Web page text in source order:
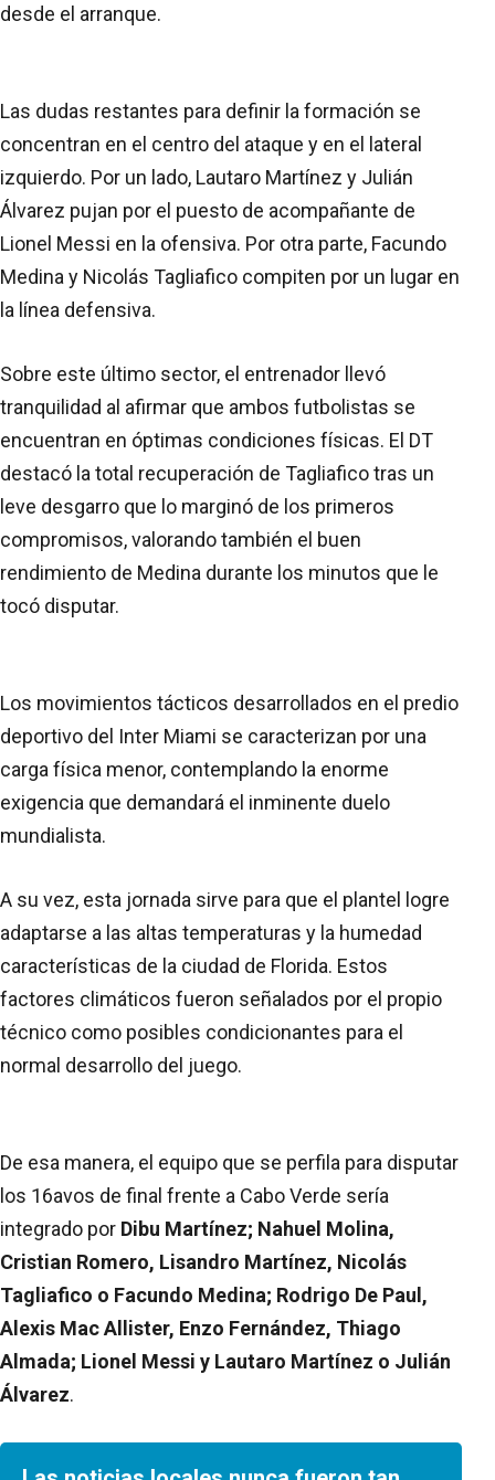
desde el arranque.
Las dudas restantes para definir la formación se
concentran en el centro del ataque y en el lateral
izquierdo. Por un lado, Lautaro Martínez y Julián
Álvarez pujan por el puesto de acompañante de
Lionel Messi en la ofensiva. Por otra parte, Facundo
Medina y Nicolás Tagliafico compiten por un lugar en
la línea defensiva.
Sobre este último sector, el entrenador llevó
tranquilidad al afirmar que ambos futbolistas se
encuentran en óptimas condiciones físicas. El DT
destacó la total recuperación de Tagliafico tras un
leve desgarro que lo marginó de los primeros
compromisos, valorando también el buen
rendimiento de Medina durante los minutos que le
tocó disputar.
Los movimientos tácticos desarrollados en el predio
deportivo del Inter Miami se caracterizan por una
carga física menor, contemplando la enorme
exigencia que demandará el inminente duelo
mundialista.
A su vez, esta jornada sirve para que el plantel logre
adaptarse a las altas temperaturas y la humedad
características de la ciudad de Florida. Estos
factores climáticos fueron señalados por el propio
técnico como posibles condicionantes para el
normal desarrollo del juego.
De esa manera, el equipo que se perfila para disputar
los 16avos de final frente a Cabo Verde sería
integrado por Dibu Martínez; Nahuel Molina,
Cristian Romero, Lisandro Martínez, Nicolás
Tagliafico o Facundo Medina; Rodrigo De Paul,
Alexis Mac Allister, Enzo Fernández, Thiago
Almada; Lionel Messi y Lautaro Martínez o Julián
Álvarez.